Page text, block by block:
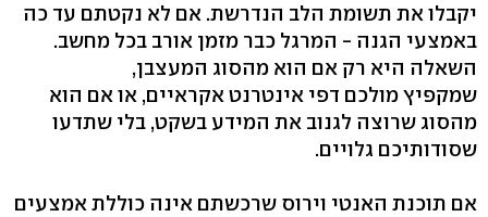
יקבלו את תשומת הלב הנדרשת. אם לא נקטתם עד כה
באמצעי הגנה - המרגל כבר מזמן אורב בכל מחשב.
השאלה היא רק אם הוא מהסוג המעצבן,
שמקפיץ מולכם דפי אינטרנט אקראיים, או אם הוא
מהסוג שרוצה לגנוב את המידע בשקט, בלי שתדעו
שסודותיכם גלויים.
אם תוכנת האנטי וירוס שרכשתם אינה כוללת אמצעים